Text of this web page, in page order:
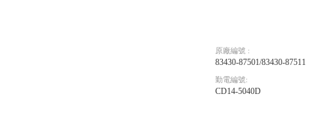
原廠編號 :
83430-87501/83430-87511
勤電編號:
CD14-5040D